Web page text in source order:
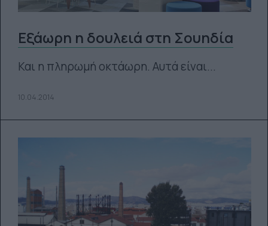
Εξάωρη η δουλειά στη Σουηδία
Και η πληρωμή οκτάωρη. Αυτά είναι...
10.04.2014